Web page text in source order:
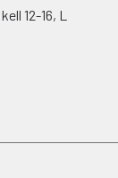
12-16, L